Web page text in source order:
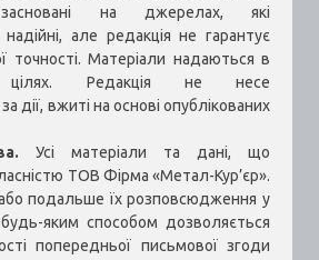
засновані на джерелах, які
але редакція не гарантує
точності. Матеріали надаються в
цілях. Редакція не несе
дії, вжиті на основі опублікованих
Усі матеріали та дані, що
ТОВ Фірма «Метал-Кур’єр».
подальше їх розповсюдження у
яким способом дозволяється
попередньої письмової згоди